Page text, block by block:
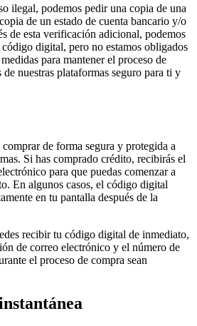
ilegal, podemos pedir una copia de una
de un estado de cuenta bancario y/o
de esta verificación adicional, podemos
digital, pero no estamos obligados
para mantener el proceso de
nuestras plataformas seguro para ti y
de forma segura y protegida a
Si has comprado crédito, recibirás el
para que puedas comenzar a
En algunos casos, el código digital
en tu pantalla después de la
recibir tu código digital de inmediato,
de correo electrónico y el número de
el proceso de compra sean